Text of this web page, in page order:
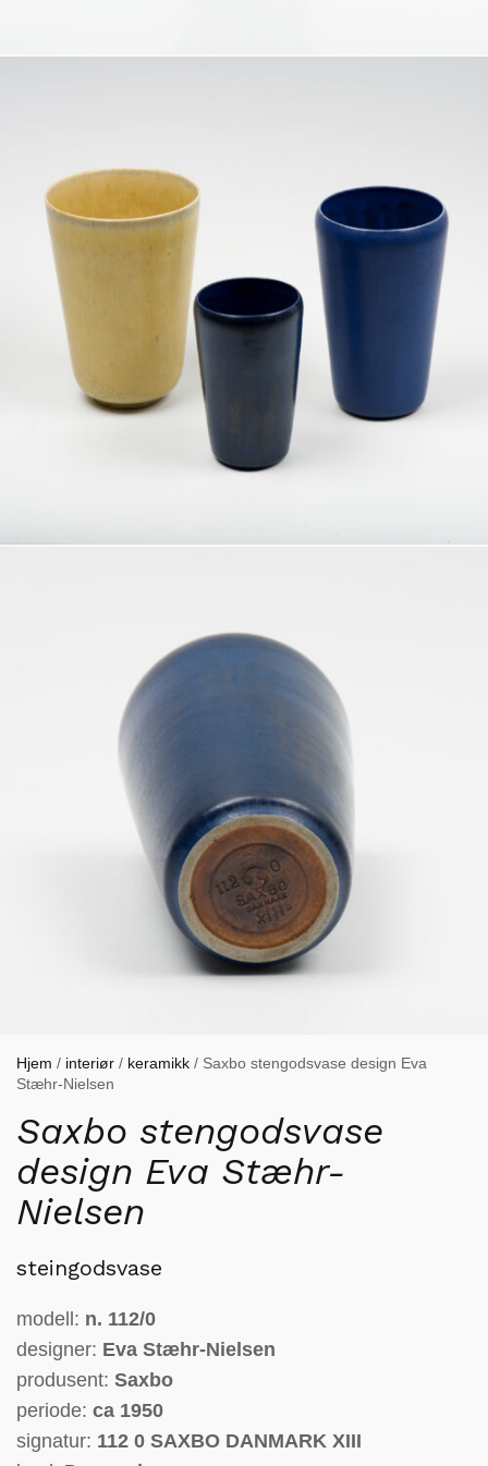
Hjem / interiør / keramikk / Saxbo stengodsvase design Eva
Stæhr-Nielsen
Saxbo stengodsvase
design Eva Stæhr-
Nielsen
steingodsvase
modell: n. 112/0
designer: Eva Stæhr-Nielsen
produsent: Saxbo
periode: ca 1950
signatur: 112 0 SAXBO DANMARK XIII